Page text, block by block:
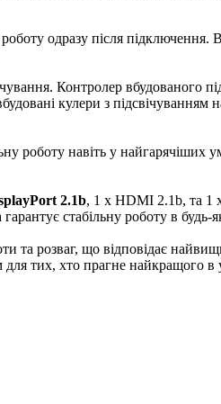
одразу після підключення.
Контролер вбудованого
кулери з підсвічуванням
роботу навіть у
2.1b, 1 x HDMI 2.1b, та 1
стабільну роботу в будь-
розваг, що відповідає
тих, хто прагне найкращого в